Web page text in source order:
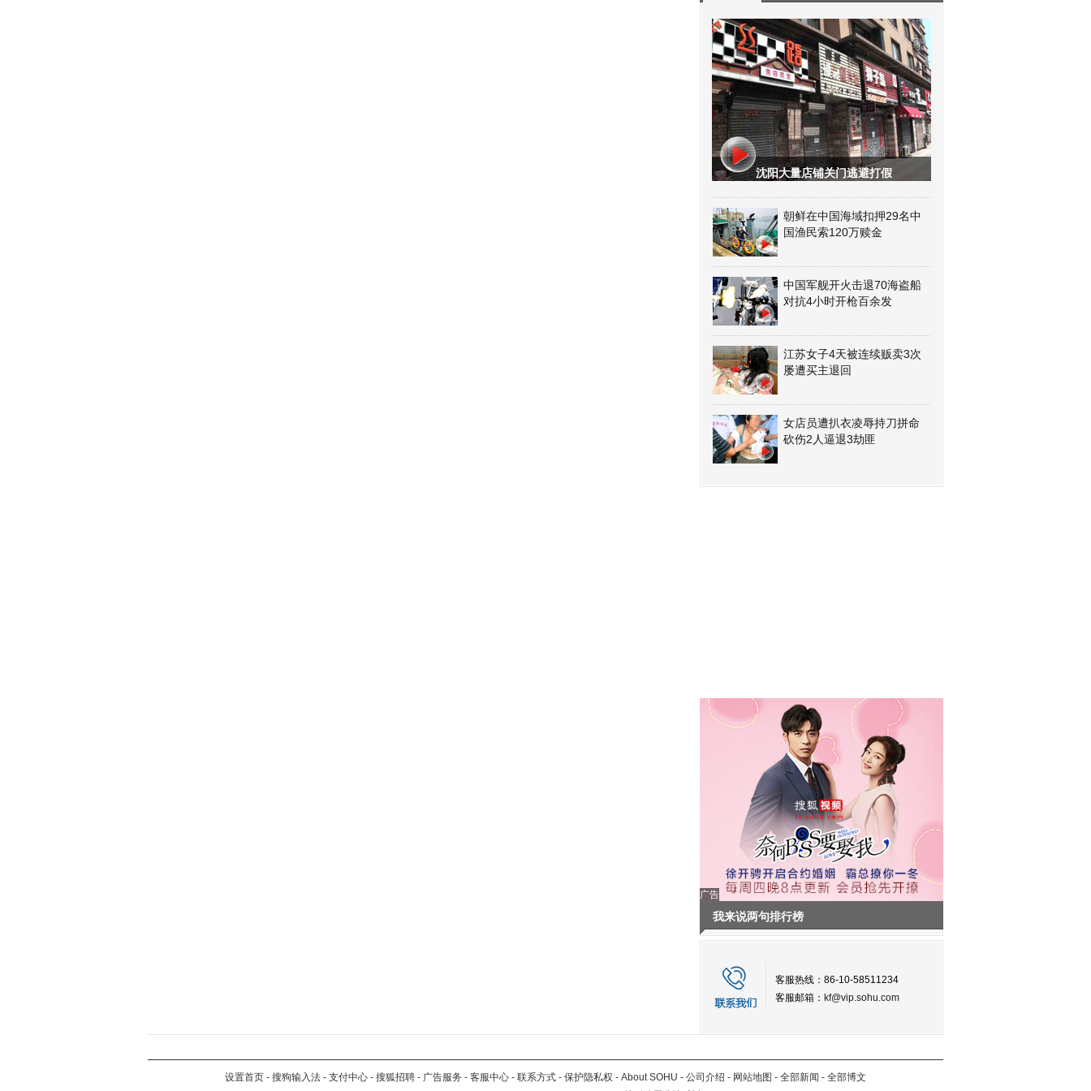
沈阳大量店铺关门逃避打假
朝鲜在中国海域扣押29名中
国渔民索120万赎金
中国军舰开火击退70海盗船
对抗4小时开枪百余发
江苏女子4天被连续贩卖3次
屡遭买主退回
女店员遭扒衣凌辱持刀拼命
砍伤2人逼退3劫匪
广告
我来说两句排行榜
客服热线：86-10-58511234
客服邮箱： kf@vip.sohu.com
设置首页 - 搜狗输入法 - 支付中心 - 搜狐招聘 - 广告服务 - 客服中心 - 联系方式 - 保护隐私权 - About SOHU - 公司介绍 - 网站地图 - 全部新闻 - 全部博文